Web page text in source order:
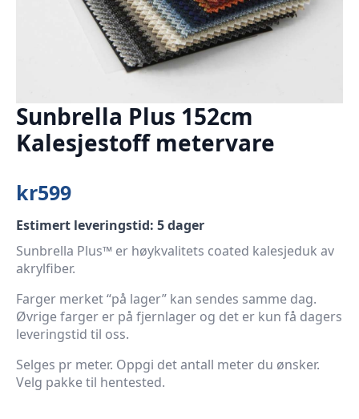
Sunbrella Plus 152cm
Kalesjestoff metervare
kr599
Estimert leveringstid: 5 dager
Sunbrella Plus™ er høykvalitets coated kalesjeduk av
akrylfiber.
Farger merket “på lager” kan sendes samme dag.
Øvrige farger er på fjernlager og det er kun få dagers
leveringstid til oss.
Selges pr meter. Oppgi det antall meter du ønsker.
Velg pakke til hentested.